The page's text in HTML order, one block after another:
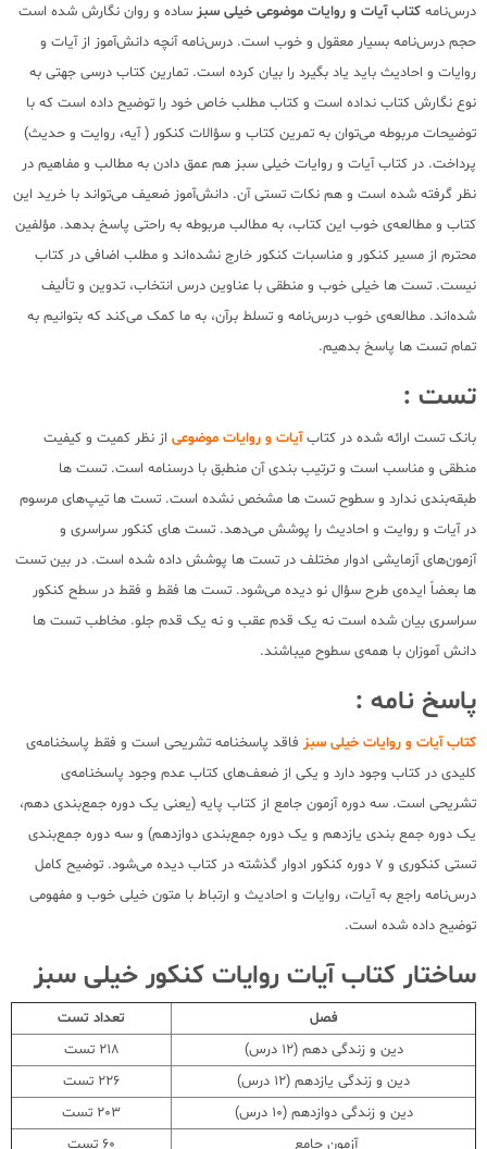
درس‌نامه کتاب آیات و روایات موضوعی خیلی سبز ساده و روان نگارش شده است
حجم درس‌نامه بسیار معقول و خوب است. درس‌نامه آنچه دانش‌آموز از آیات و
روایات و احادیث باید یاد بگیرد را بیان کرده است. تمارین کتاب درسی جهتی به
نوع نگارش کتاب نداده است و کتاب مطلب خاص خود را توضیح داده است که با
توضیحات مربوطه می‌توان به تمرین کتاب و سؤالات کنکور ( آیه، روایت و حدیث)
پرداخت. در کتاب آیات و روایات خیلی سبز هم عمق دادن به مطالب و مفاهیم در
نظر گرفته شده است و هم نکات تستی آن. دانش‌آموز ضعیف می‌تواند با خرید این
کتاب و مطالعه‌ی خوب این کتاب، به مطالب مربوطه به راحتی پاسخ بدهد. مؤلفین
محترم از مسیر کنکور و مناسبات کنکور خارج نشده‌اند و مطلب اضافی در کتاب
نیست. تست ها خیلی خوب و منطقی با عناوین درس انتخاب، تدوین و تألیف
شده‌اند. مطالعه‌ی خوب درس‌نامه و تسلط برآن، به ما کمک می‌کند که بتوانیم به
تمام تست ها پاسخ بدهیم.
تست :
بانک تست ارائه شده در کتابآیات و روایات موضوعی از نظر کمیت و کیفیت
منطقی و مناسب است و ترتیب بندی آن منطبق با درسنامه است. تست ها
طبقه‌بندی ندارد و سطوح تست ها مشخص نشده است. تست ها تیپ‌های مرسوم
در آیات و روایت و احادیث را پوشش می‌دهد. تست های کنکور سراسری و
آزمون‌های آزمایشی ادوار مختلف در تست ها پوشش داده شده است. در بین تست
ها بعضاً ایده‌ی طرح سؤال نو دیده می‌شود. تست ها فقط و فقط در سطح کنکور
سراسری بیان شده است نه یک قدم عقب و نه یک قدم جلو. مخاطب تست ها
دانش آموزان با همه‌ی سطوح می‎باشند.
پاسخ نامه :
کتاب آیات و روایات خیلی سبز فاقد پاسخنامه تشریحی است و فقط پاسخنامه‌ی
کلیدی در کتاب وجود دارد و یکی از ضعف‌های کتاب عدم وجود پاسخنامه‌ی
تشریحی است. سه دوره آزمون جامع از کتاب پایه (یعنی یک دوره جمع‌بندی دهم،
یک دوره جمع بندی یازدهم و یک دوره جمع‌بندی دوازدهم) و سه دوره جمع‌بندی
تستی کنکوری و 7 دوره کنکور ادوار گذشته در کتاب دیده می‌شود. توضیح کامل
درس‌نامه راجع به آیات، روایات و احادیث و ارتباط با متون خیلی خوب و مفهومی
توضیح داده شده است.
ساختار کتاب آیات روایات کنکور خیلی سبز
فصل
تعداد تست
دین و زندگی دهم (12 درس)
218 تست
دین و زندگی یازدهم (12 درس)
226 تست
دین و زندگی دوازدهم (10 درس)
203 تست
آزمون جامع
60 تست